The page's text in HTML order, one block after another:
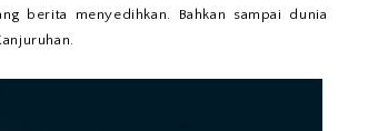
berita menyedihkan. Bahkan sampai dunia